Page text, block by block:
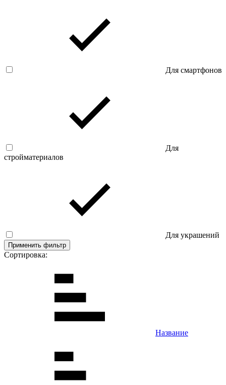
Для смартфонов
Для
стройматериалов
Для украшений
Применить фильтр
Сортировка:
Название